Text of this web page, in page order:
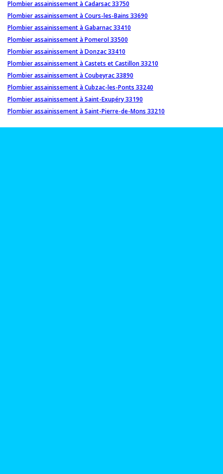
Plombier assainissement à Cadarsac 33750
Plombier assainissement à Cours-les-Bains 33690
Plombier assainissement à Gabarnac 33410
Plombier assainissement à Pomerol 33500
Plombier assainissement à Donzac 33410
Plombier assainissement à Castets et Castillon 33210
Plombier assainissement à Coubeyrac 33890
Plombier assainissement à Cubzac-les-Ponts 33240
Plombier assainissement à Saint-Exupéry 33190
Plombier assainissement à Saint-Pierre-de-Mons 33210